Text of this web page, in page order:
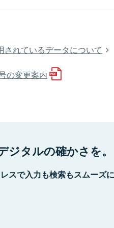
されているデータについて
の変更案内
ジタルの確かさを。
スで入力も検索もスムーズ